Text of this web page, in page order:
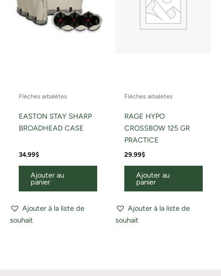
Flèches arbalètes
EASTON STAY SHARP
BROADHEAD CASE
34.99$
Ajouter au
panier
Ajouter à la liste de
souhait
Flèches arbalètes
RAGE HYPO
CROSSBOW 125 GR
PRACTICE
29.99$
Ajouter au
panier
Ajouter à la liste de
souhait